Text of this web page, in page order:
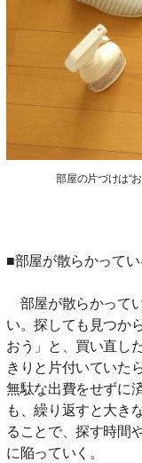
部屋の片づけは“
■部屋が散らかって
部屋が散らかって
い。探しても見つか
おう」と、買い直し
きりと片付いていた
無駄な出費をせずに
も、繰り返すと大き
ることで、探す時間
に陥っていく。